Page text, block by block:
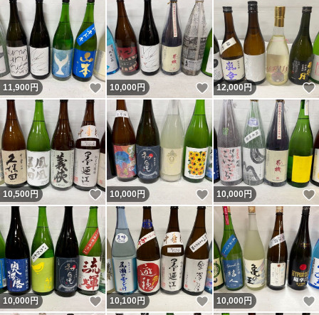
11,900円 いいね！
10,000円 いいね！
12,000円
10,500円 いいね！
10,000円 いいね！
10,000円
10,000円 いいね！
10,100円 いいね！
10,000円